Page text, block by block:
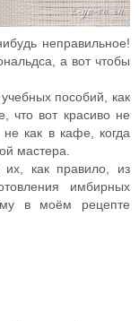
неправильное!
а вот чтобы
пособий, как
что вот красиво не
как в кафе, когда
мастера.
как правило, из
имбирных
в моём рецепте